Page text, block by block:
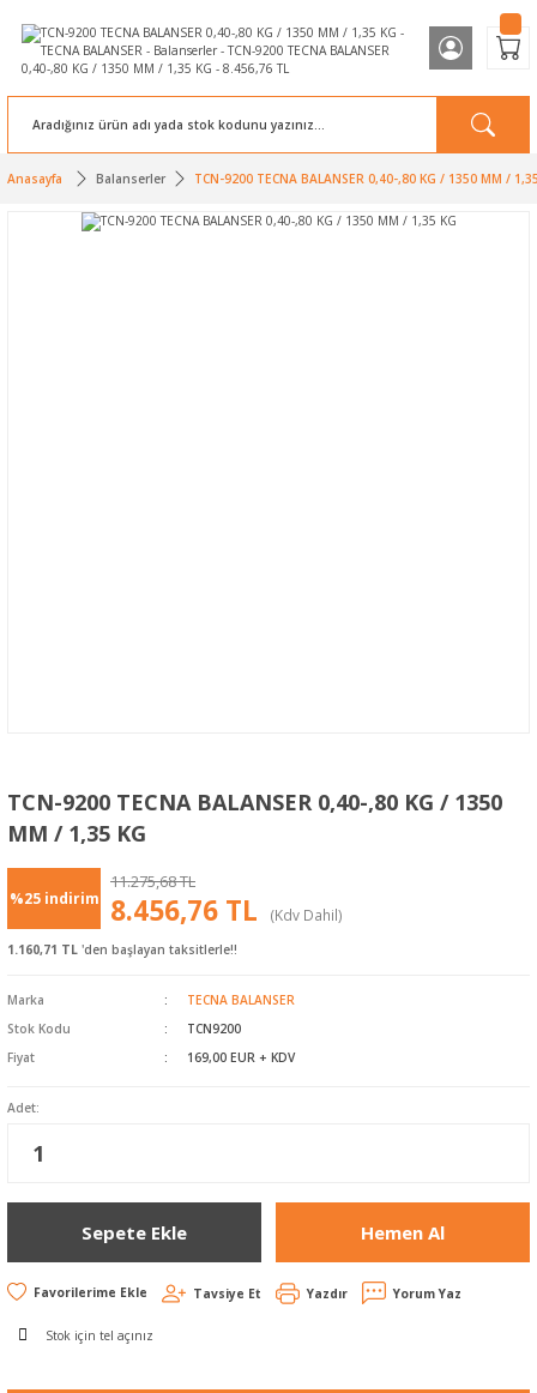
Anasayfa Balanserler TCN-9200 TECNA BALANSER 0,40-,80 KG / 1350 MM /
TCN-9200 TECNA BALANSER 0,40-,80 KG / 1350
MM / 1,35 KG
%25 indirim
11.275,68 TL
8.456,76 TL (Kdv Dahil)
1.160,71 TL 'den başlayan taksitlerle!!
Marka
TECNA BALANSER
Stok Kodu
TCN9200
Fiyat
169,00 EUR + KDV
Adet:
Sepete Ekle Hemen Al
Tavsiye Et Yazdır Yorum Yaz
Stok için tel açınız